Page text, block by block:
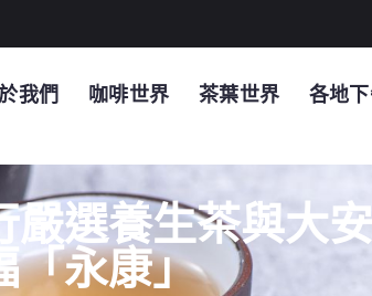
我們 咖啡世界 茶葉世界 各地
選養生茶與大
「永康」